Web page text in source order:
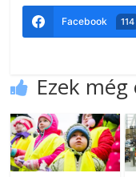
Facebook 114
Ezek